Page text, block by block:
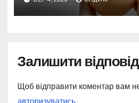
Залишити
Щоб відправити коментар вам
авторизуватись.